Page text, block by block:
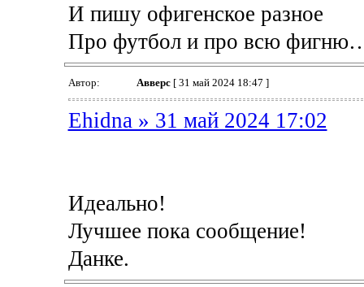
И пишу офигенское разное
Про футбол и про всю
Автор: Авверс[ 31 май 2024 18:47 ]
Ehidna » 31 май 2024 17:02
Идеально!
Лучшее пока сообщение!
Данке.